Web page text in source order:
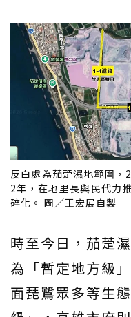
反白處為茄萣濕地範圍
2年，在地里長與民代力
碎化。 圖／王宏展自製
時至今日，茄萣
為「暫定地方級
面琵鷺眾多等生